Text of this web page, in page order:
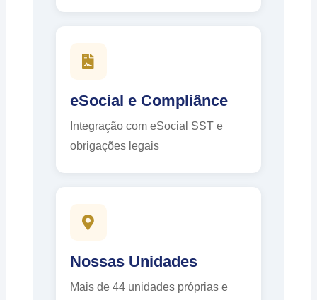
eSocial e Compliânce
Integração com eSocial SST e
obrigações legais
Nossas Unidades
Mais de 44 unidades próprias e